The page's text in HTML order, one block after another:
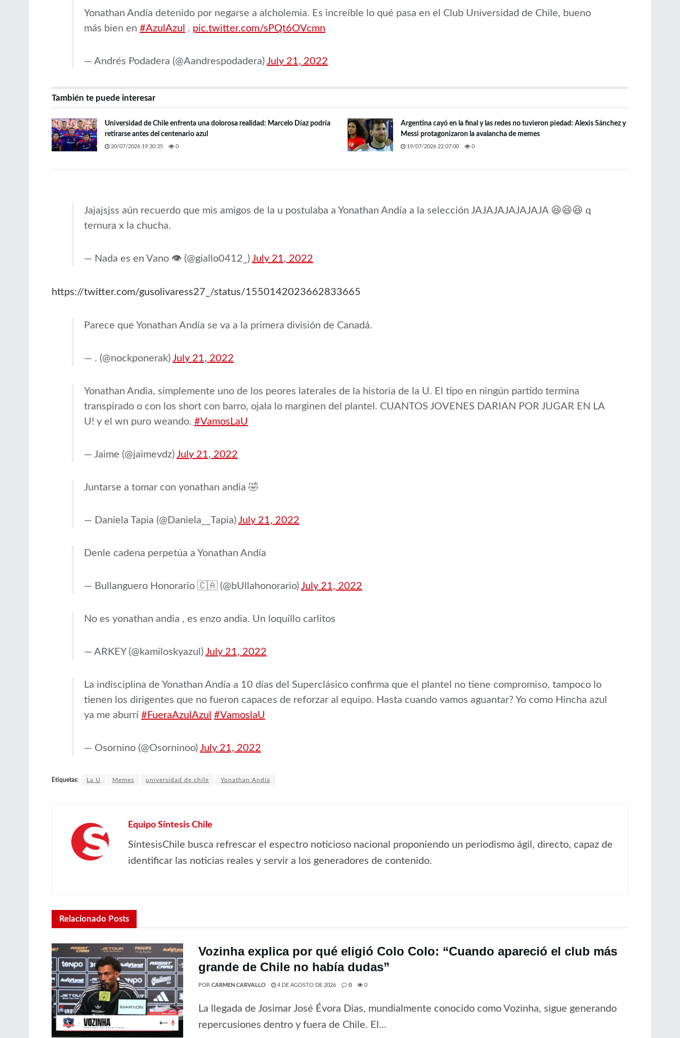
Yonathan Andía detenido por negarse a alcholemia. Es increíble lo qué pasa en el Club Universidad de Chile, bueno
más bien en #AzulAzul . pic.twitter.com/sPQt6OVcmn
— Andrés Podadera (@Aandrespodadera) July 21, 2022
También te puede interesar
Universidad de Chile enfrenta una dolorosa realidad: Marcelo Díaz podría
retirarse antes del centenario azul
20/07/2026 19:30:35 0
Argentina cayó en la final y las redes no tuvieron piedad: Alexis Sánchez y
Messi protagonizaron la avalancha de memes
19/07/2026 22:07:00 0
Jajajsjss aún recuerdo que mis amigos de la u postulaba a Yonathan Andía a la selección JAJAJAJAJAJAJA 😆😆😆 q
ternura x la chucha.
— Nada es en Vano 👁️ (@giallo0412_) July 21, 2022
https://twitter.com/gusolivaress27_/status/1550142023662833665
Parece que Yonathan Andía se va a la primera división de Canadá.
— . (@nockponerak) July 21, 2022
Yonathan Andia, simplemente uno de los peores laterales de la historia de la U. El tipo en ningún partido termina
transpirado o con los short con barro, ojala lo marginen del plantel. CUANTOS JOVENES DARIAN POR JUGAR EN LA
U! y el wn puro weando. #VamosLaU
— Jaime (@jaimevdz) July 21, 2022
Juntarse a tomar con yonathan andia 🤣
— Daniela Tapia (@Daniela__Tapia) July 21, 2022
Denle cadena perpetúa a Yonathan Andía
— Bullanguero Honorario 🇨🇦 (@bUllahonorario) July 21, 2022
No es yonathan andia , es enzo andia. Un loquillo carlitos
— ARKEY (@kamiloskyazul) July 21, 2022
La indisciplina de Yonathan Andía a 10 días del Superclásico confirma que el plantel no tiene compromiso, tampoco lo
tienen los dirigentes que no fueron capaces de reforzar al equipo. Hasta cuando vamos aguantar? Yo como Hincha azul
ya me aburrí #FueraAzulAzul #VamoslaU
— Osornino (@Osorninoo) July 21, 2022
Etiquetas: La U Memes universidad de chile Yonathan Andía
Equipo Síntesis Chile
SíntesisChile busca refrescar el espectro noticioso nacional proponiendo un periodismo ágil, directo, capaz de
identificar las noticias reales y servir a los generadores de contenido.
Relacionado Posts
Vozinha explica por qué eligió Colo Colo: “Cuando apareció el club más
grande de Chile no había dudas”
POR CARMEN CARVALLO 4 DE AGOSTO DE 2026 0 0
La llegada de Josimar José Évora Dias, mundialmente conocido como Vozinha, sigue generando
repercusiones dentro y fuera de Chile. El...